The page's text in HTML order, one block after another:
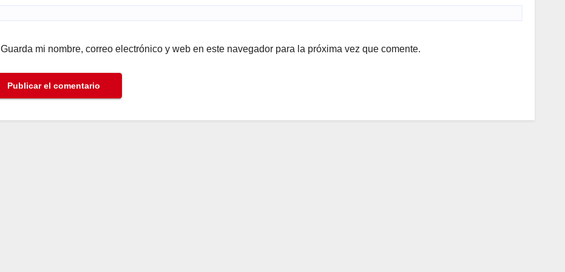
Guarda mi nombre, correo electrónico y web en este navegador para la próxima vez que comente.